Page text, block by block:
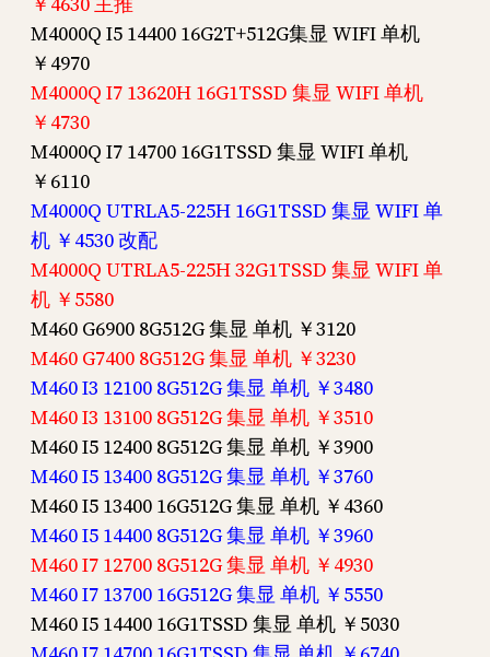
M4000Q I5 14400 16G2T+512G集显 WIFI 单机
￥4970
M4000Q I7 13620H 16G1TSSD 集显 WIFI 单机
￥4730
M4000Q I7 14700 16G1TSSD 集显 WIFI 单机
￥6110
M4000Q UTRLA5-225H 16G1TSSD 集显 WIFI 单
机 ￥4530 改配
M4000Q UTRLA5-225H 32G1TSSD 集显 WIFI 单
机 ￥5580
M460 G6900 8G512G 集显 单机 ￥3120
M460 G7400 8G512G 集显 单机 ￥3230
M460 I3 12100 8G512G 集显 单机 ￥3480
M460 I3 13100 8G512G 集显 单机 ￥3510
M460 I5 12400 8G512G 集显 单机 ￥3900
M460 I5 13400 8G512G 集显 单机 ￥3760
M460 I5 13400 16G512G 集显 单机 ￥4360
M460 I5 14400 8G512G 集显 单机 ￥3960
M460 I7 12700 8G512G 集显 单机 ￥4930
M460 I7 13700 16G512G 集显 单机 ￥5550
M460 I5 14400 16G1TSSD 集显 单机 ￥5030